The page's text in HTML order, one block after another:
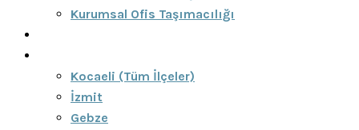
Kurumsal Ofis Taşımacılığı
Kocaeli (Tüm İlçeler)
İzmit
Gebze